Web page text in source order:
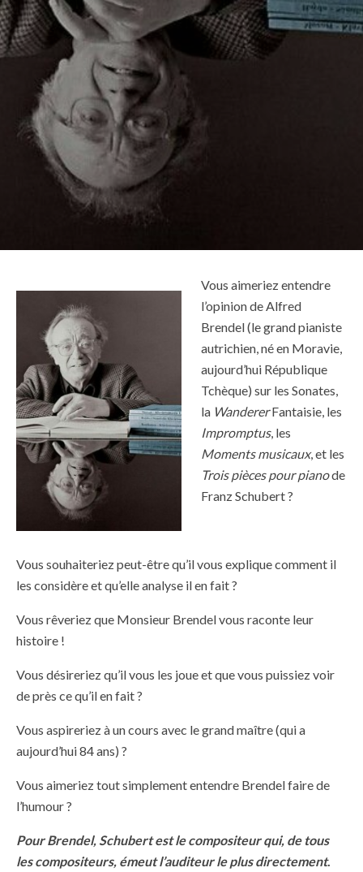
Vous aimeriez entendre
l’opinion de Alfred
Brendel (le grand pianiste
autrichien, né en Moravie,
aujourd’hui République
Tchèque) sur les Sonates,
la WandererFantaisie, les
Impromptus, les
Moments musicaux, et les
Trois pièces pour pianode
Franz Schubert ?
Vous souhaiteriez peut-être qu’il vous explique comment il
les considère et qu’elle analyse il en fait ?
Vous rêveriez que Monsieur Brendel vous raconte leur
histoire !
Vous désireriez qu’il vous les joue et que vous puissiez voir
de près ce qu’il en fait ?
Vous aspireriez à un cours avec le grand maître (qui a
aujourd’hui 84 ans) ?
Vous aimeriez tout simplement entendre Brendel faire de
l’humour ?
Pour Brendel, Schubert est le compositeur qui, de tous
les compositeurs, émeut l’auditeur le plus directement.